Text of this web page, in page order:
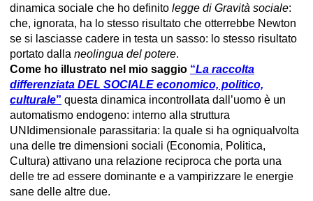
dinamica sociale che ho definito legge di Gravità sociale:
che, ignorata, ha lo stesso risultato che otterrebbe Newton
se si lasciasse cadere in testa un sasso: lo stesso risultato
portato dalla neolingua del potere.
Come ho illustrato nel mio saggio “La raccolta
differenziata DEL SOCIALE economico, politico,
culturale” questa dinamica incontrollata dall’uomo è un
automatismo endogeno: interno alla struttura
UNIdimensionale parassitaria: la quale si ha ogniqualvolta
una delle tre dimensioni sociali (Economia, Politica,
Cultura) attivano una relazione reciproca che porta una
delle tre ad essere dominante e a vampirizzare le energie
sane delle altre due.